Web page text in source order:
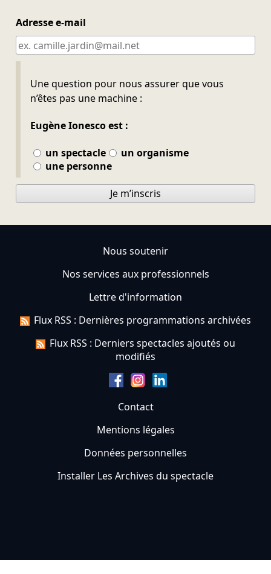
Adresse e-mail
Une question pour nous assurer que vous
n’êtes pas une machine :
Eugène Ionesco est :
un spectacle
un organisme
une personne
Ne pas remplir
Je m’inscris
Nous soutenir
Nos services aux professionnels
Lettre d'information
Flux RSS : Dernières programmations archivées
Flux RSS : Derniers spectacles ajoutés ou
modifiés
Contact
Mentions légales
Données personnelles
Installer Les Archives du spectacle